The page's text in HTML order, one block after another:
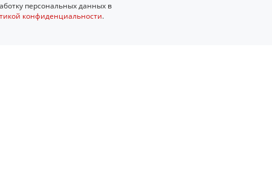
персональных данных в
конфиденциальности.